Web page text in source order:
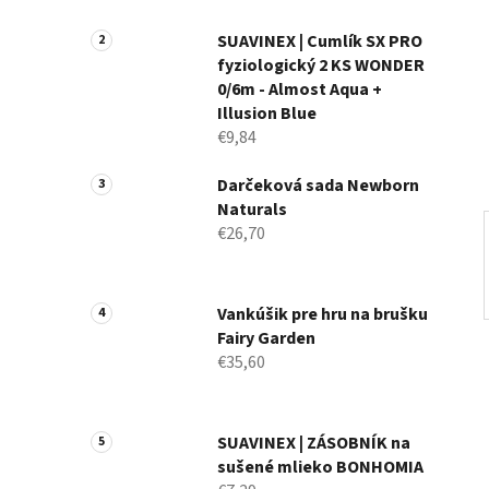
n
SUAVINEX | Cumlík SX PRO
fyziologický 2 KS WONDER
0/6m - Almost Aqua +
Illusion Blue
€9,84
Darčeková sada Newborn
Naturals
€26,70
Vankúšik pre hru na brušku
Fairy Garden
€35,60
SUAVINEX | ZÁSOBNÍK na
sušené mlieko BONHOMIA